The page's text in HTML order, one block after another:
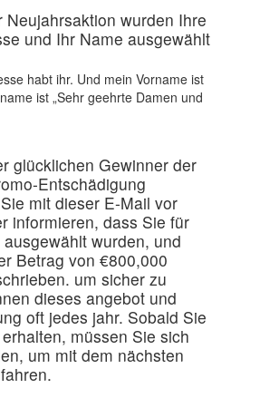
Neujahrsaktion wurden Ihre
und Ihr Name ausgewählt
habt ihr. Und mein Vorname ist
ist „Sehr geehrte Damen und
glücklichen Gewinner der
Entschädigung
mit dieser E-Mail vor
informieren, dass Sie für
wurden, und
Betrag von €800,000
um sicher zu
dieses angebot und
oft jedes jahr. Sobald Sie
müssen Sie sich
um mit dem nächsten